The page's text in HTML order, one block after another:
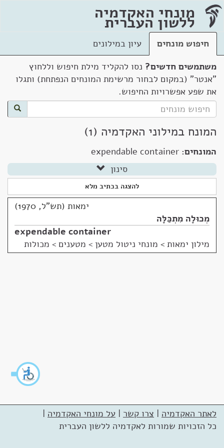
מונחי האקדמיה
ללשון העברית
חיפוש מונחים
עיון במילונים
משתמשים חדשים? נסו להקליד מילת חיפוש וללחוץ
"אנטר" (במקום לבחור מרשימת המונחים הנפתחת) ותגלו
את שפע אפשרויות החיפוש.
המונח במילוני האקדמיה (1)
המונחים: expendable container
סינון
להצגה בכתיב מלא
ימאות (תש"ל, 1970)
מְכוּלָה מִתְכַּלָּה
expendable container
מילון ימאות > מונחי ניטול מטען > מטענים > מכולות
לאתר האקדמיה | צרו קשר | על מונחי האקדמיה |
כל הזכויות שמורות לאקדמיה ללשון העברית